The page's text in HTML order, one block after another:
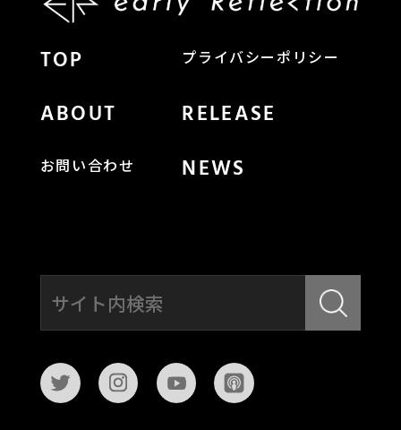
TOP プライバシーポリシー
ABOUT RELEASE
お問い合わせ NEWS